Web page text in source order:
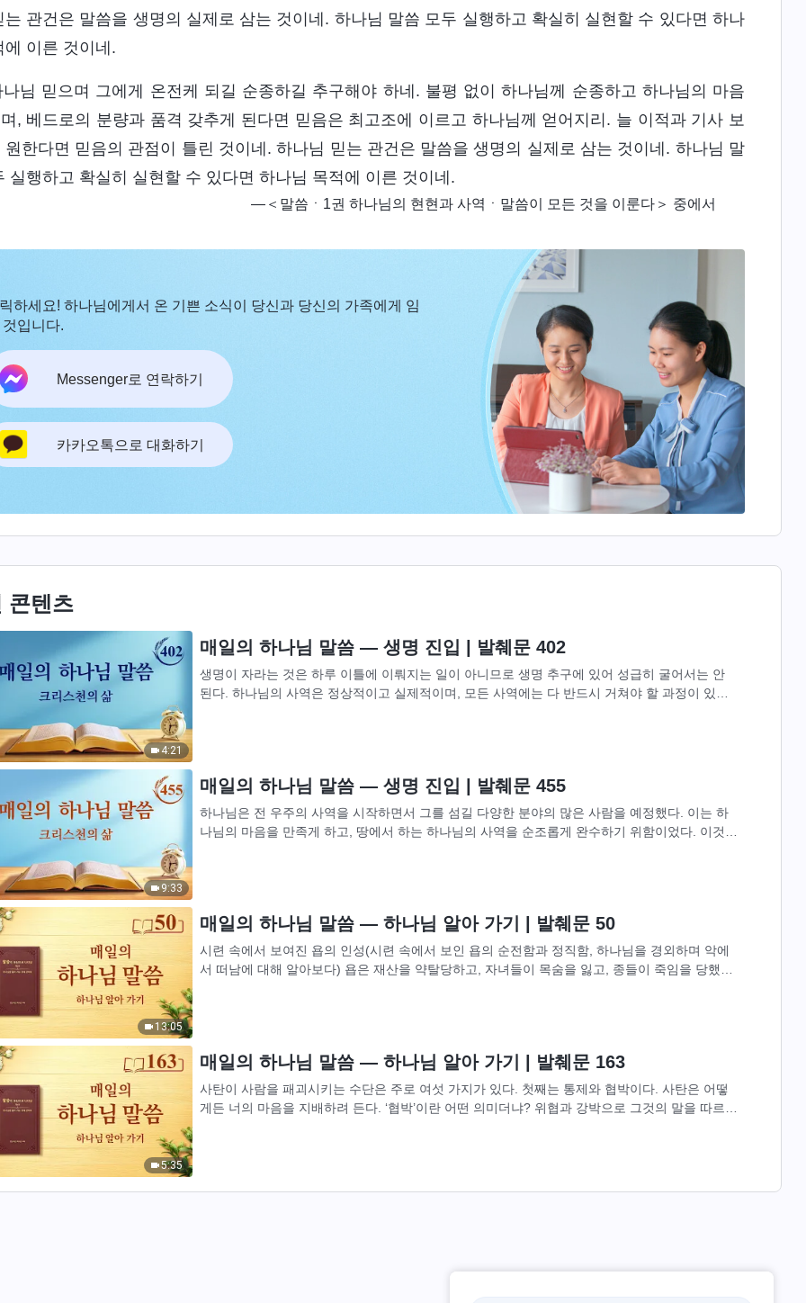
는 관건은 말씀을 생명의 실제로 삼는 것이네. 하나님 말씀 모두 실행하고 확실히 실현할 수 있다면 하나
에 이른 것이네.
님 믿으며 그에게 온전케 되길 순종하길 추구해야 하네. 불평 없이 하나님께 순종하고 하나님의 마음
, 베드로의 분량과 품격 갖추게 된다면 믿음은 최고조에 이르고 하나님께 얻어지리. 늘 이적과 기사 보
원한다면 믿음의 관점이 틀린 것이네. 하나님 믿는 관건은 말씀을 생명의 실제로 삼는 것이네. 하나님 말
실행하고 확실히 실현할 수 있다면 하나님 목적에 이른 것이네.
―＜말씀ㆍ1권 하나님의 현현과 사역ㆍ말씀이 모든 것을 이룬다＞ 중에서
하세요! 하나님에게서 온 기쁜 소식이 당신과 당신의 가족에게 임
입니다.
Messenger로 연락하기
카카오톡으로 대화하기
콘텐츠
4:21
매일의 하나님 말씀 ― 생명 진입 | 발췌문 402
생명이 자라는 것은 하루 이틀에 이뤄지는 일이 아니므로 생명 추구에 있어 성급히 굴어서는 안
된다. 하나님의 사역은 정상적이고 실제적이며, 모든 사역에는 다 반드시 거쳐야 할 과정이 있다.
9:33
매일의 하나님 말씀 ― 생명 진입 | 발췌문 455
하나님은 전 우주의 사역을 시작하면서 그를 섬길 다양한 분야의 많은 사람을 예정했다. 이는 하
나님의 마음을 만족게 하고, 땅에서 하는 하나님의 사역을 순조롭게 완수하기 위함이었다. 이것이
13:05
매일의 하나님 말씀 ― 하나님 알아 가기 | 발췌문 50
시련 속에서 보여진 욥의 인성(시련 속에서 보인 욥의 순전함과 정직함, 하나님을 경외하며 악에
서 떠남에 대해 알아보다) 욥은 재산을 약탈당하고, 자녀들이 목숨을 잃고, 종들이 죽임을 당했다
5:35
매일의 하나님 말씀 ― 하나님 알아 가기 | 발췌문 163
사탄이 사람을 패괴시키는 수단은 주로 여섯 가지가 있다. 첫째는 통제와 협박이다. 사탄은 어떻
게든 너의 마음을 지배하려 든다. ‘협박’이란 어떤 의미더냐? 위협과 강박으로 그것의 말을 따르게